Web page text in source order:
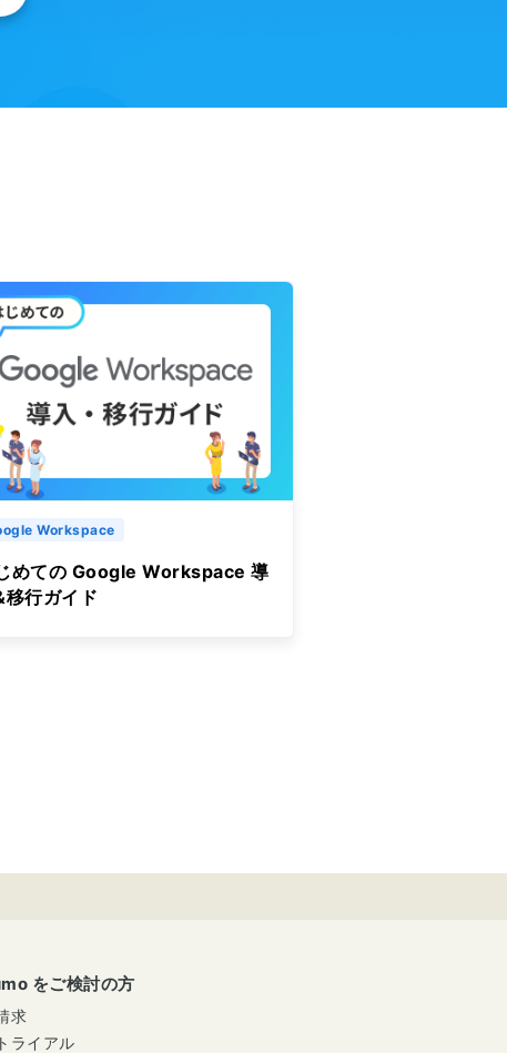
Workspace
めての Google Workspace 導
移行ガイド
をご検討の方
求
ライアル